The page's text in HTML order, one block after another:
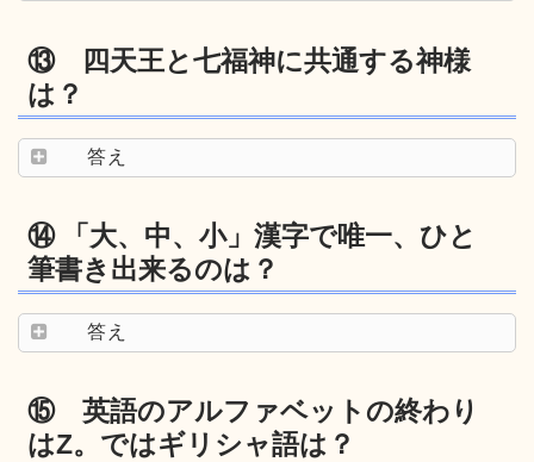
⑬ 四天王と七福神に共通する神様
は？
答え
⑭ 「大、中、小」漢字で唯一、ひと
筆書き出来るのは？
答え
⑮ 英語のアルファベットの終わり
はZ。ではギリシャ語は？